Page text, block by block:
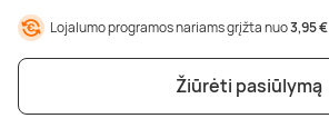
Lojalumo programos nariams grįžta nuo3,95 €
Žiūrėti pasiūlymą